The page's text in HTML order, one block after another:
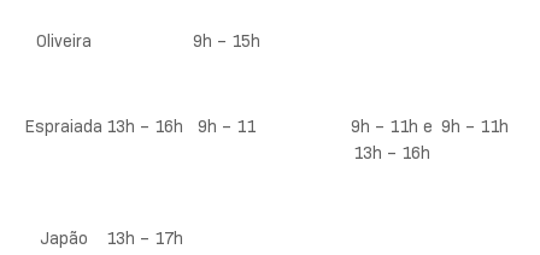
Oliveira 9h – 15h
Espraiada 13h – 16h 9h – 11
9h – 11h e
13h – 16h
9h – 11h
Japão 13h – 17h